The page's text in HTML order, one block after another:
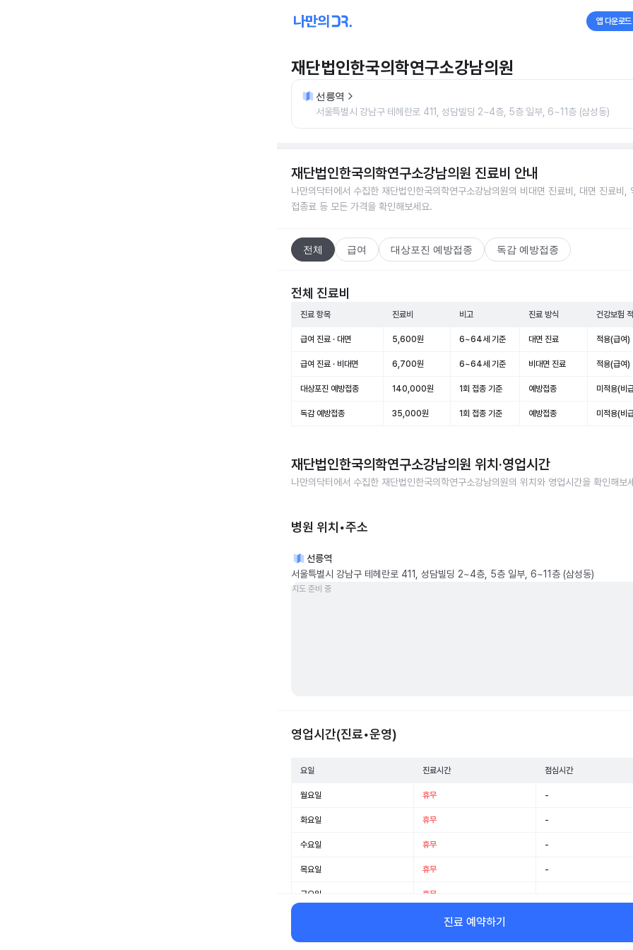
앱 다운로드
재단법인한국의학연구소강남의원
선릉역
서울특별시 강남구 테헤란로 411, 성담빌딩 2~4층, 5층 일부, 6~11층 (삼성동)
재단법인한국의학연구소강남의원 진료비 안내
나만의닥터에서 수집한 재단법인한국의학연구소강남의원의 비대면 진료비, 대면 진료비,
접종료 등 모든 가격을 확인해보세요.
전체 급여 대상포진 예방접종 독감 예방접종
전체 진료비
진료 항목 진료비 비고 진료 방식 건강보험
급여 진료 · 대면 5,600원 6~64세 기준 대면 진료 적용(급여)
급여 진료 · 비대면 6,700원 6~64세 기준 비대면 진료 적용(급여)
대상포진 예방접종 140,000원 1회 접종 기준 예방접종 미적용(비
독감 예방접종 35,000원 1회 접종 기준 예방접종 미적용(비
재단법인한국의학연구소강남의원 위치·영업시간
나만의닥터에서 수집한 재단법인한국의학연구소강남의원의 위치와 영업시간을 확인해보
병원 위치•주소
선릉역
서울특별시 강남구 테헤란로 411, 성담빌딩 2~4층, 5층 일부, 6~11층 (삼성동)
지도 준비 중
영업시간(진료•운영)
요일 진료시간 점심시간
월요일 휴무 -
화요일 휴무 -
수요일 휴무 -
목요일 휴무 -
금요일 휴무
일요일 휴무 -
진료 예약하기